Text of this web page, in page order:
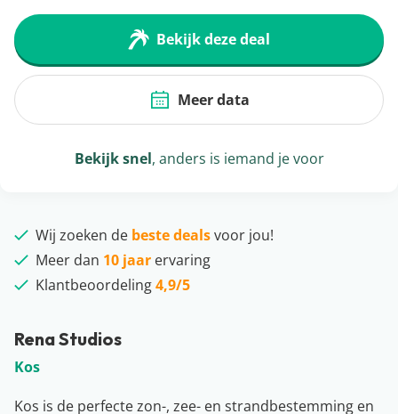
Rena Studios
Kos
Kos is de perfecte zon-, zee- en strandbestemming en
Bekijk deze deal
Meer data
Bekijk snel, anders is iemand je voor
Wij zoeken de beste dealsvoor jou!
Meer dan 10 jaar ervaring
Klantbeoordeling4,9/5